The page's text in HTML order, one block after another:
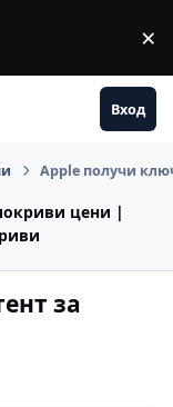
×
Вход
Apple получи
цени |
за